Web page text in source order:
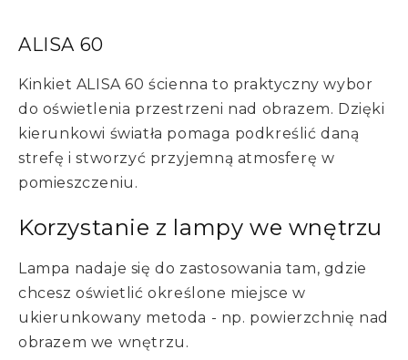
ALISA 60
Kinkiet ALISA 60 ścienna to praktyczny wybor
do oświetlenia przestrzeni nad obrazem. Dzięki
kierunkowi światła pomaga podkreślić daną
strefę i stworzyć przyjemną atmosferę w
pomieszczeniu.
Korzystanie z lampy we wnętrzu
Lampa nadaje się do zastosowania tam, gdzie
chcesz oświetlić określone miejsce w
ukierunkowany metoda - np. powierzchnię nad
obrazem we wnętrzu.